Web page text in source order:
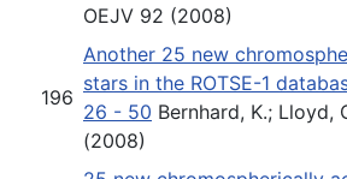
OEJV 92 (2008)
196
Another 25 new
stars in the ROTSE-1
26 - 50 Bernhard, K.; Lloyd,
(2008)